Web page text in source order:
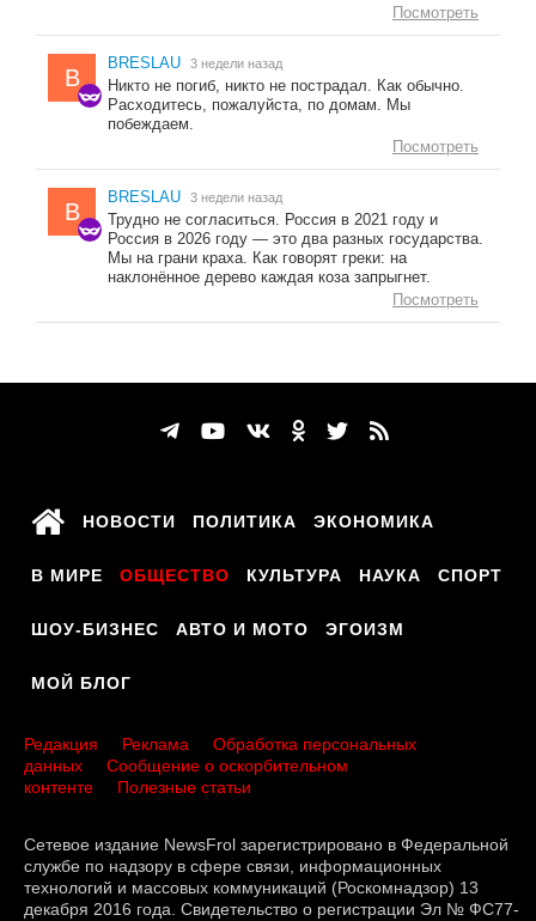
Посмотреть
B
BRESLAU 3 недели назад
Никто не погиб, никто не пострадал. Как обычно.
Расходитесь, пожалуйста, по домам. Мы
побеждаем.
Посмотреть
B
BRESLAU 3 недели назад
Трудно не согласиться. Россия в 2021 году и
Россия в 2026 году — это два разных государства.
Мы на грани краха. Как говорят греки: на
наклонённое дерево каждая коза запрыгнет.
Посмотреть
НОВОСТИ ПОЛИТИКА ЭКОНОМИКА
В МИРЕ ОБЩЕСТВО КУЛЬТУРА НАУКА СПОРТ
ШОУ-БИЗНЕС АВТО И МОТО ЭГОИЗМ
МОЙ БЛОГ
Редакция Реклама
Обработка персональных
данных
Сообщение о оскорбительном
контенте
Полезные статьи
Сетевое издание NewsFrol зарегистрировано в Федеральной
службе по надзору в сфере связи, информационных
технологий и массовых коммуникаций (Роскомнадзор) 13
декабря 2016 года. Свидетельство о регистрации Эл № ФС77-